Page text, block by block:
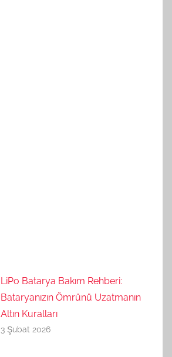
LiPo Batarya Bakım Rehberi:
Bataryanızın Ömrünü Uzatmanın
Altın Kuralları
3 Şubat 2026